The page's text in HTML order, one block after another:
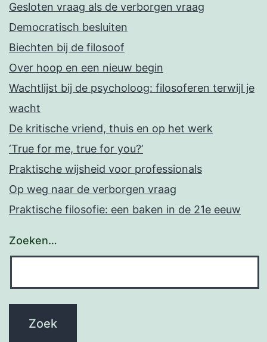
Gesloten vraag als de verborgen vraag
Democratisch besluiten
Biechten bij de filosoof
Over hoop en een nieuw begin
Wachtlijst bij de psycholoog: filosoferen terwijl je
wacht
De kritische vriend, thuis en op het werk
‘True for me, true for you?’
Praktische wijsheid voor professionals
Op weg naar de verborgen vraag
Praktische filosofie: een baken in de 21e eeuw
Zoeken…